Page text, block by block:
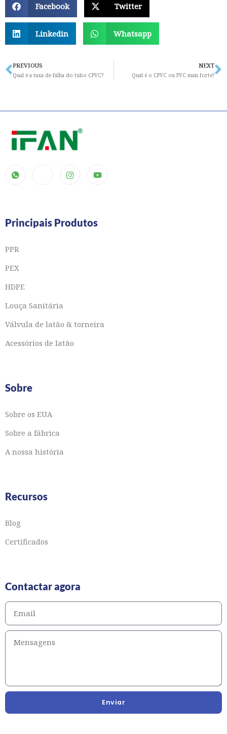
Facebook Twitter
Linkedin Whatsapp
Prev
PREVIOUS
Qual é a taxa de falha do tubo CPVC?
NEXT
Qual é o CPVC ou PVC mais forte?
Principais Produtos
PPR
PEX
HDPE
Louça Sanitária
Válvula de latão & torneira
Acessórios de latão
Sobre
Sobre os EUA
Sobre a fábrica
A nossa história
Recursos
Blog
Certificados
Contactar agora
Enviar